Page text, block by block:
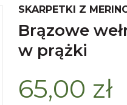
SKARPETKI Z
brązowe wełniane skarpety z merynosa
w prążki
65,00 zł